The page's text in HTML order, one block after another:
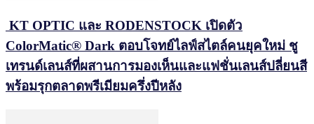
KT OPTIC และ RODENSTOCK เปิดตัว
ColorMatic® Dark ตอบโจทย์ไลฟ์สไตล์คนยุคใหม่ ชู
เทรนด์เลนส์ที่ผสานการมองเห็นและแฟชั่นเลนส์ปลี่ยนสี
พร้อมรุกตลาดพรีเมียมครึ่งปีหลัง